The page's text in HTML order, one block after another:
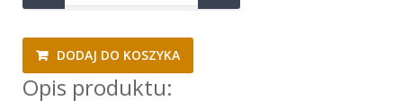
DODAJ DO KOSZYKA
Opis produktu: